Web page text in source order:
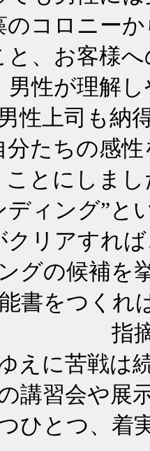
のコロニー
と、お客様
男性が理解
性上司も納
分たちの感
ことにしま
ディング”と
クリアすれ
グの候補を
書をつくれ
指
えに苦戦は
講習会や展
ひとつ、着